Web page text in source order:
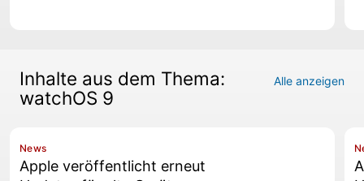
Inhalte aus dem Thema:
watchOS 9
Alle anzeigen
News
Apple veröffentlicht erneut